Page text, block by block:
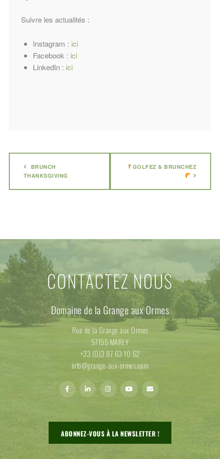
Suivre les actualités :
Instagram : ici
Facebook : ici
LinkedIn : ici
BRUNCH
THANKSGIVING
GOLFEZ & BRUNCHEZ
CONTACTEZ NOUS
Domaine de la Grange aux Ormes
Rue de la Grange aux Ormes
57155 MARLY
+33 (0)3 87 63 10 62
info@grange-aux-ormes.com
ABONNEZ-VOUS À LA NEWSLETTER !